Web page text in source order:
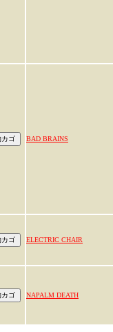
BAD BRAINS
ELECTRIC CHAIR
NAPALM DEATH